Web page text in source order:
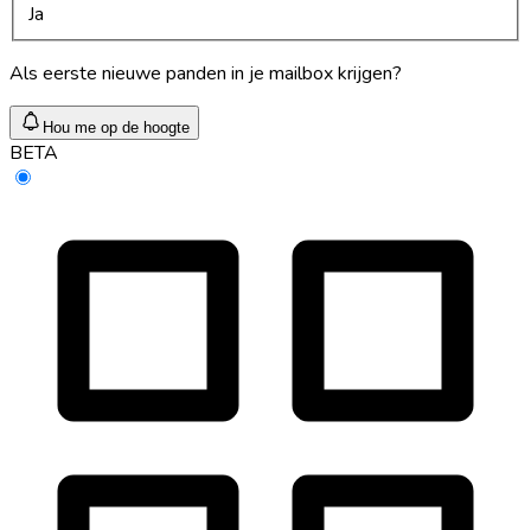
Ja
Als eerste nieuwe panden in je mailbox krijgen?
Hou me op de hoogte
BETA